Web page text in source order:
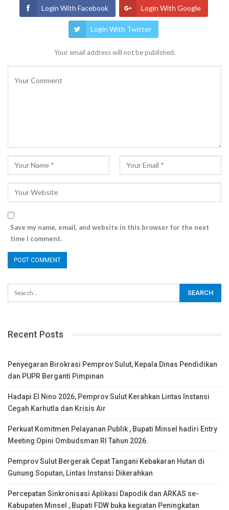
Login With Facebook Login With Google
Login With Twitter
Your email address will not be published.
Save my name, email, and website in this browser for the next
time I comment.
Recent Posts
Penyegaran Birokrasi Pemprov Sulut, Kepala Dinas Pendidikan
dan PUPR Berganti Pimpinan
Hadapi El Nino 2026, Pemprov Sulut Kerahkan Lintas Instansi
Cegah Karhutla dan Krisis Air
Perkuat Komitmen Pelayanan Publik , Bupati Minsel hadiri Entry
Meeting Opini Ombudsman RI Tahun 2026.
Pemprov Sulut Bergerak Cepat Tangani Kebakaran Hutan di
Gunung Soputan, Lintas Instansi Dikerahkan
Percepatan Sinkronisasi Aplikasi Dapodik dan ARKAS se-
Kabupaten Minsel , Bupati FDW buka kegiatan Peningkatan